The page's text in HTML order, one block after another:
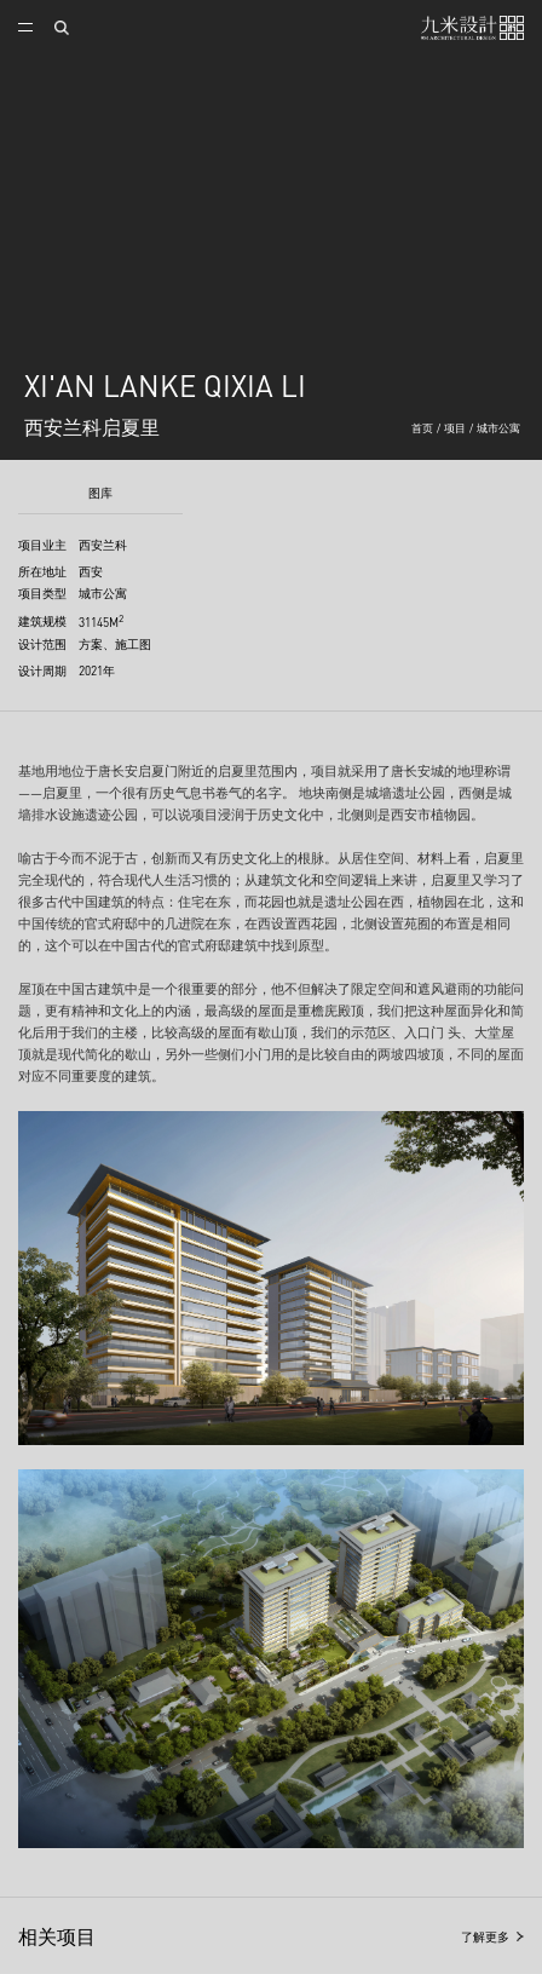
XI'AN LANKE QIXIA LI
西安兰科启夏里 首页 / 项目 / 城市公寓
项目业主
西安兰科
所在地址
西安
项目类型
城市公寓
建筑规模
31145M2
设计范围
方案、施工图
设计周期
2021年
图库
基地用地位于唐⻓安启夏⻔附近的启夏里范围内，项目就采用了唐⻓安城的地理称谓
——启夏里，一个很有历史气息书卷气的名字。 地块南侧是城墙遗址公园，⻄侧是城
墙排水设施遗迹公园，可以说项目浸润于历史文化中，北侧则是⻄安市植物园。
喻古于今而不泥于古，创新而又有历史文化上的根脉。从居住空间、材料上看，启夏里
完全现代的，符合现代人生活习惯的；从建筑文化和空间逻辑上来讲，启夏里又学习了
很多古代中国建筑的特点：住宅在东，而花园也就是遗址公园在⻄，植物园在北，这和
中国传统的官式府邸中的几进院在东，在⻄设置⻄花园，北侧设置苑囿的布置是相同
的，这个可以在中国古代的官式府邸建筑中找到原型。
屋顶在中国古建筑中是一个很重要的部分，他不但解决了限定空间和遮⻛避雨的功能问
题，更有精神和文化上的内涵，最高级的屋面是重檐庑殿顶，我们把这种屋面异化和简
化后用于我们的主楼，比较高级的屋面有歇山顶，我们的示范区、入口⻔ 头、大堂屋
顶就是现代简化的歇山，另外一些侧们小⻔用的是比较自由的两坡四坡顶，不同的屋面
对应不同重要度的建筑。
相关项目 了解更多